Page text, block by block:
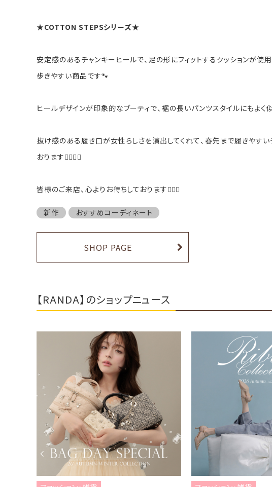
★COTTON STEPSシリーズ★
安定感のあるチャンキーヒールで、足の形にフィットするクッションが使
歩きやすい商品です🐾
ヒールデザインが印象的なブーティで、裾の長いパンツスタイルにもよく
抜け感のある履き口が女性らしさを演出してくれて、春先まで履きやすい
おります🧚🏻‍♀️✨
皆様のご来店、心よりお待ちしております🙇🏻‍♀️
新作 おすすめコーディネート
SHOP PAGE
【RANDA】のショップニュース